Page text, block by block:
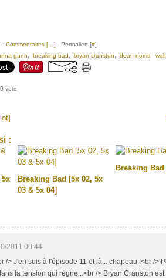
- Commentaires [ ] - Permalien [#]
gunn breaking bad bryan cranston dean norris
0 vote
:
5x
Breaking Bad [5x 02, 5x
03 & 5x 04]
Breaking Bad
2011 00:44
/> J'en suis à l'épisode 11 et là... chapeau !<br />
la tension qui règne...<br /> Bryan Cranston